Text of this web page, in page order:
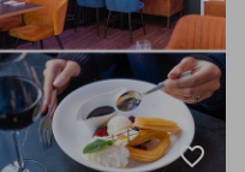
favorite_border